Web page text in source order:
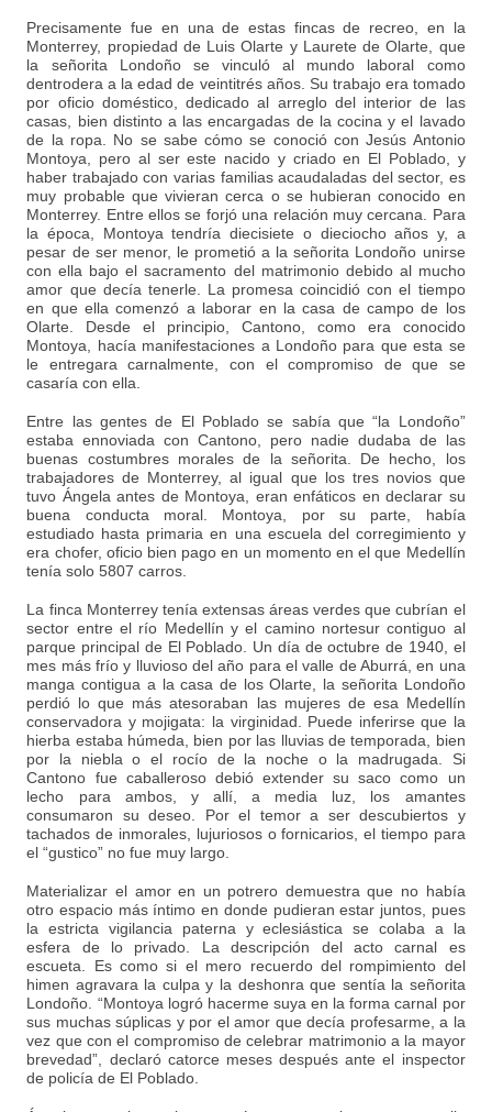
Precisamente fue en una de estas fincas de recreo, en la
Monterrey, propiedad de Luis Olarte y Laurete de Olarte, que
la señorita Londoño se vinculó al mundo laboral como
dentrodera a la edad de veintitrés años. Su trabajo era tomado
por oficio doméstico, dedicado al arreglo del interior de las
casas, bien distinto a las encargadas de la cocina y el lavado
de la ropa. No se sabe cómo se conoció con Jesús Antonio
Montoya, pero al ser este nacido y criado en El Poblado, y
haber trabajado con varias familias acaudaladas del sector, es
muy probable que vivieran cerca o se hubieran conocido en
Monterrey. Entre ellos se forjó una relación muy cercana. Para
la época, Montoya tendría diecisiete o dieciocho años y, a
pesar de ser menor, le prometió a la señorita Londoño unirse
con ella bajo el sacramento del matrimonio debido al mucho
amor que decía tenerle. La promesa coincidió con el tiempo
en que ella comenzó a laborar en la casa de campo de los
Olarte. Desde el principio, Cantono, como era conocido
Montoya, hacía manifestaciones a Londoño para que esta se
le entregara carnalmente, con el compromiso de que se
casaría con ella.
Entre las gentes de El Poblado se sabía que “la Londoño”
estaba ennoviada con Cantono, pero nadie dudaba de las
buenas costumbres morales de la señorita. De hecho, los
trabajadores de Monterrey, al igual que los tres novios que
tuvo Ángela antes de Montoya, eran enfáticos en declarar su
buena conducta moral. Montoya, por su parte, había
estudiado hasta primaria en una escuela del corregimiento y
era chofer, oficio bien pago en un momento en el que Medellín
tenía solo 5807 carros.
La finca Monterrey tenía extensas áreas verdes que cubrían el
sector entre el río Medellín y el camino nortesur contiguo al
parque principal de El Poblado. Un día de octubre de 1940, el
mes más frío y lluvioso del año para el valle de Aburrá, en una
manga contigua a la casa de los Olarte, la señorita Londoño
perdió lo que más atesoraban las mujeres de esa Medellín
conservadora y mojigata: la virginidad. Puede inferirse que la
hierba estaba húmeda, bien por las lluvias de temporada, bien
por la niebla o el rocío de la noche o la madrugada. Si
Cantono fue caballeroso debió extender su saco como un
lecho para ambos, y allí, a media luz, los amantes
consumaron su deseo. Por el temor a ser descubiertos y
tachados de inmorales, lujuriosos o fornicarios, el tiempo para
el “gustico” no fue muy largo.
Materializar el amor en un potrero demuestra que no había
otro espacio más íntimo en donde pudieran estar juntos, pues
la estricta vigilancia paterna y eclesiástica se colaba a la
esfera de lo privado. La descripción del acto carnal es
escueta. Es como si el mero recuerdo del rompimiento del
himen agravara la culpa y la deshonra que sentía la señorita
Londoño. “Montoya logró hacerme suya en la forma carnal por
sus muchas súplicas y por el amor que decía profesarme, a la
vez que con el compromiso de celebrar matrimonio a la mayor
brevedad”, declaró catorce meses después ante el inspector
de policía de El Poblado.